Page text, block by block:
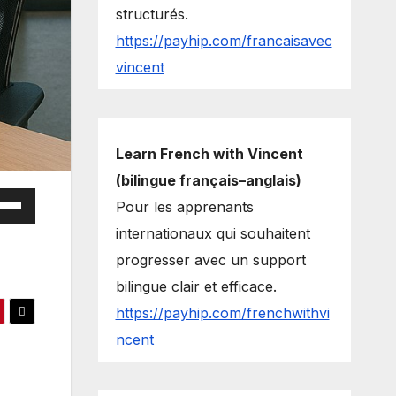
structurés.
https://payhip.com/francaisavec
vincent
Learn French with Vincent
(bilingue français–anglais)
Pour les apprenants
internationaux qui souhaitent
progresser avec un support
bilingue clair et efficace.
https://payhip.com/frenchwithvi
ncent